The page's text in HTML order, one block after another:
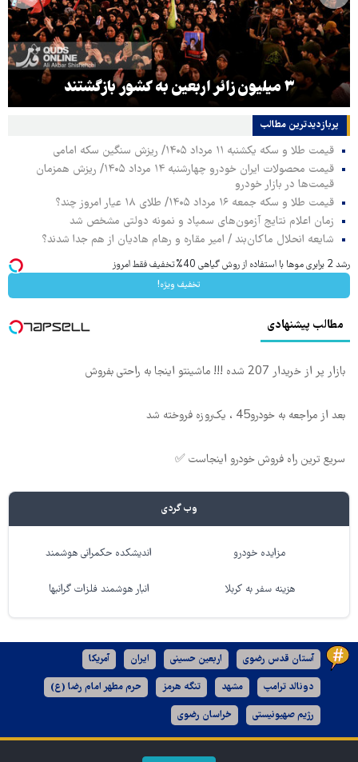
۳ میلیون زائر اربعین به کشور بازگشتند
پربازدیدترین‌ مطالب
قیمت طلا و سکه یکشنبه ۱۱ مرداد ۱۴۰۵/ ریزش سنگین سکه امامی
قیمت محصولات ایران خودرو چهارشنبه ۱۴ مرداد ۱۴۰۵/ ریزش همزمان
قیمت‌ها در بازار خودرو
قیمت طلا و سکه جمعه ۱۶ مرداد ۱۴۰۵/ طلای ۱۸ عیار امروز چند؟
زمان اعلام نتایج آزمون‌های سمپاد و نمونه دولتی مشخص شد
شایعه انحلال ماکان‌بند / امیر مقاره و رهام هادیان از هم جدا شدند؟
رشد 2 برابری موها با استفاده از روش گیاهی 40%تخفیف فقط امروز
تخفیف ویژه!
مطالب پیشنهادی
بازار پر از خریدار 207 شده !!! ماشینتو اینجا به راحتی بفروش
بعد از مراجعه به خودرو45 ، یک‌روزه فروخته شد
سریع ترین راه فروش خودرو اینجاست ✅
وب گردی
مزایده خودرو اندیشکده حکمرانی هوشمند
هزینه سفر به کربلا انبار هوشمند فلزات گرانبها
آستان قدس رضوی اربعین حسینی ایران آمریکا
دونالد ترامپ مشهد تنگه هرمز حرم مطهر امام رضا (ع)
رژیم صهیونیستی خراسان رضوی